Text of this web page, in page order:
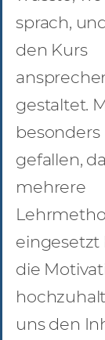
sprach,
den Kurs
gestaltet.
besonders
gefallen,
mehrere
eingesetzt
die
uns den